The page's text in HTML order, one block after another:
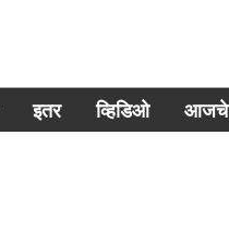
इतर व्हिडिओ आजचे